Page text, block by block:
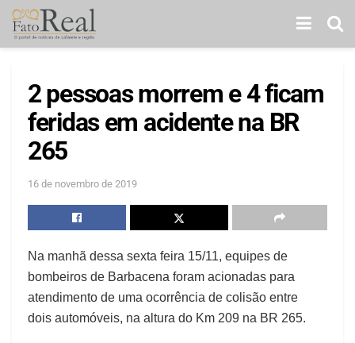
2 pessoas morrem e 4 ficam
feridas em acidente na BR
265
16 de novembro de 2019
Na manhã dessa sexta feira 15/11, equipes de
bombeiros de Barbacena foram acionadas para
atendimento de uma ocorrência de colisão entre
dois automóveis, na altura do Km 209 na BR 265.